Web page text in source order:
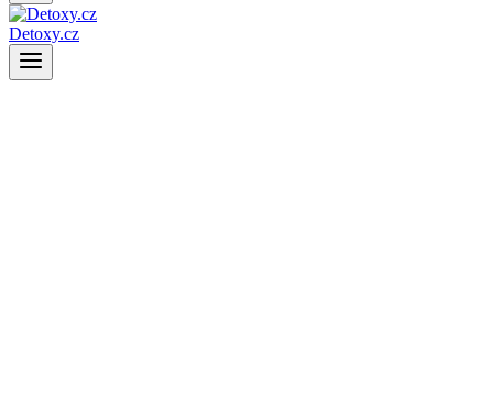
Detoxy.cz